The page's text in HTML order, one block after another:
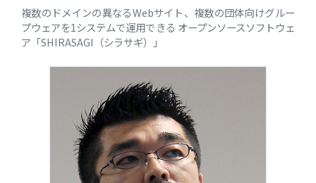
複数のドメインの異なるWebサイト、複数の団体向けグルー
プウェアを1システムで運用できる オープンソースソフトウェ
ア「SHIRASAGI（シラサギ）」